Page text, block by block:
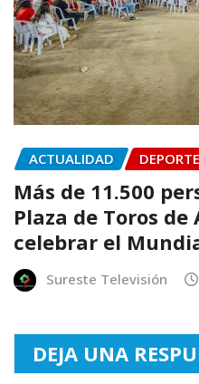
ACTUALIDAD DEPORTE
Más de 11.500
Plaza de Toros
celebrar el
Sureste Televisión
DEJA UNA